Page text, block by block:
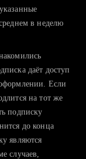
поднимаете
оценить шансы
в неделю
даёт доступ
Если
на тот же
подписку
до конца
являются
случаев,